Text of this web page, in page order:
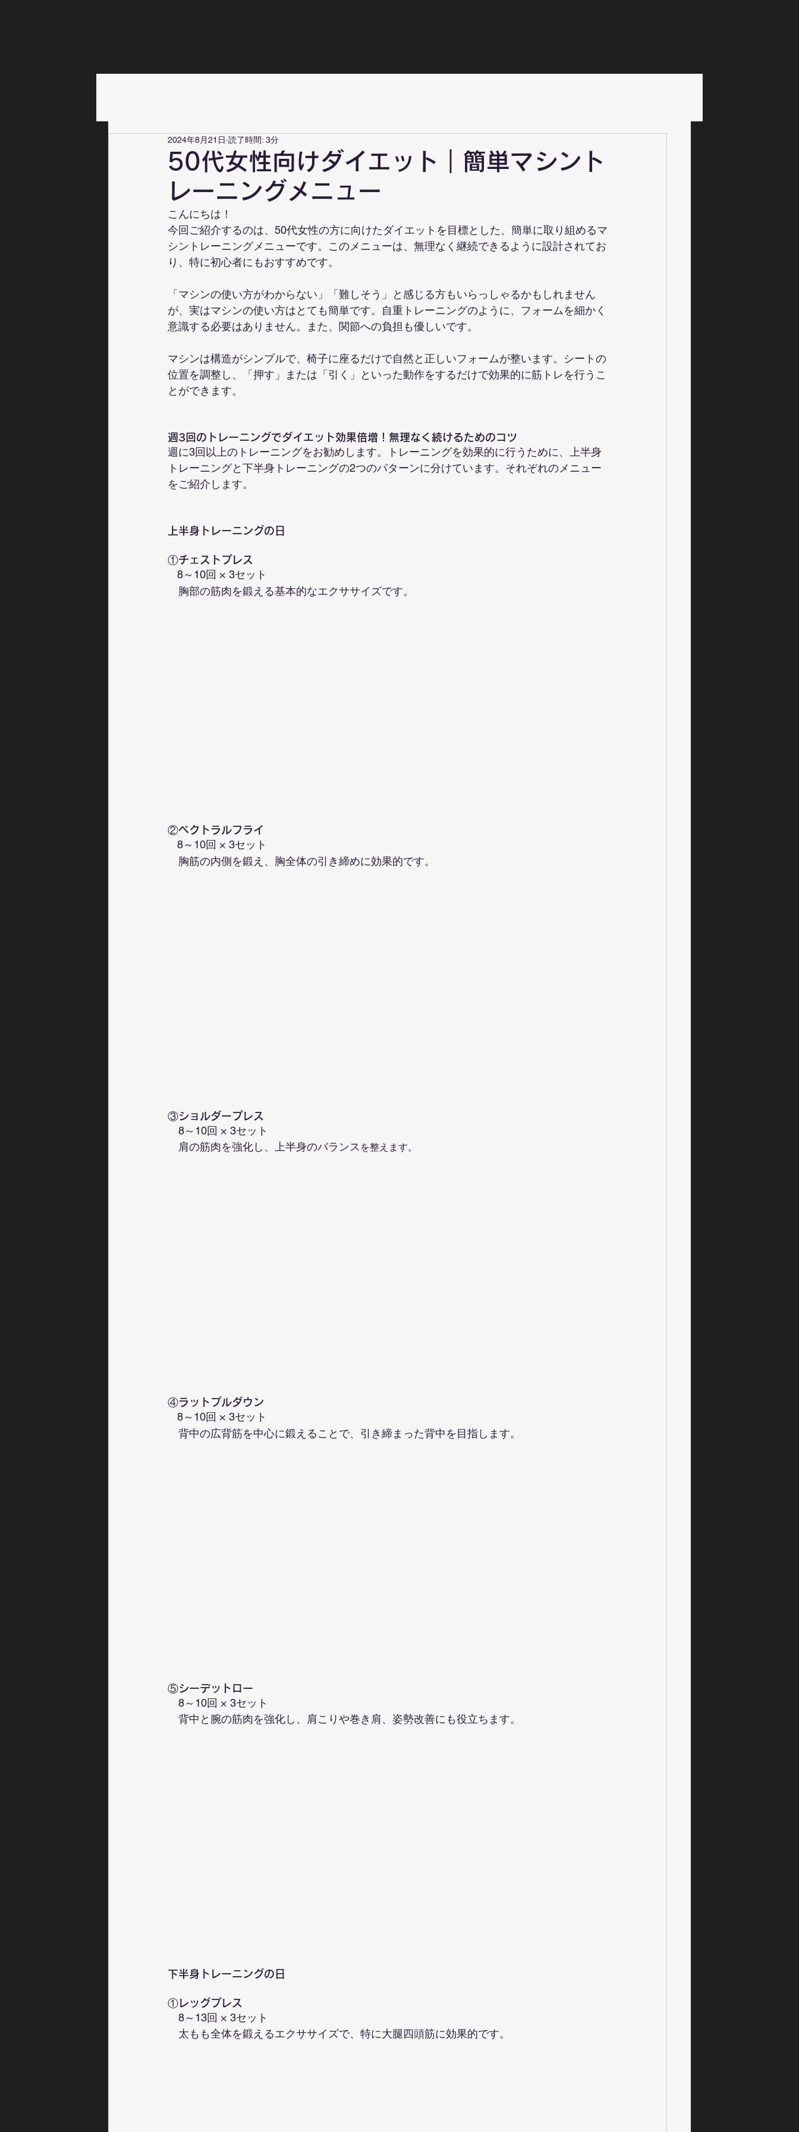
50代女性向けダイエット｜簡単マシント
レーニングメニュー
2024年8月21日 読了時間: 3分
こんにちは！
今回ご紹介するのは、50代女性の方に向けたダイエットを目標とした、簡単に取り組めるマ
シントレーニングメニューです。このメニューは、無理なく継続できるように設計されてお
り、特に初心者にもおすすめです。
「マシンの使い方がわからない」「難しそう」と感じる方もいらっしゃるかもしれません
が、実はマシンの使い方はとても簡単です。自重トレーニングのように、フォームを細かく
意識する必要はありません。また、関節への負担も優しいです。
マシンは構造がシンプルで、椅子に座るだけで自然と正しいフォームが整います。シートの
位置を調整し、「押す」または「引く」といった動作をするだけで効果的に筋トレを行うこ
とができます。
週3回のトレーニングでダイエット効果倍増！無理なく続けるためのコツ
週に3回以上のトレーニングをお勧めします。トレーニングを効果的に行うために、上半身
トレーニングと下半身トレーニングの2つのパターンに分けています。それぞれのメニュー
をご紹介します。
上半身トレーニングの日
①チェストプレス
8～10回 × 3セット
胸部の筋肉を鍛える基本的なエクササイズです。
②ペクトラルフライ
8～10回 × 3セット
胸筋の内側を鍛え、胸全体の引き締めに効果的です。
③ショルダープレス
8～10回 × 3セット
肩の筋肉を強化し、上半身のバランス を整えます。
④ラットプルダウン
8～10回 × 3セット
背中の広背筋を中心に鍛えることで、引き締まった背中を目指します。
⑤シーデットロー
8～10回 × 3セット
背中と腕の筋肉を強化し、肩こりや巻き肩、姿勢改善にも役立ちます。
下半身トレーニングの日
①レッグプレス
8～13回 × 3セット
太もも全体を鍛えるエクササイズで、特に大腿四頭筋に効果的です。